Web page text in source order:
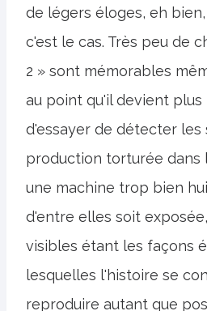
de légers éloges, eh
c'est le cas. Très peu de
2 » sont mémorables
au point qu'il devient
d'essayer de détecter les
production torturée dans
une machine trop bien
d'entre elles soit
visibles étant les façons
lesquelles l'histoire se
reproduire autant que